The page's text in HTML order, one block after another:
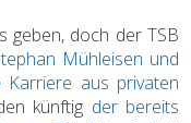
geben, doch der TSB
Mühleisen und
aus privaten
künftig der bereits